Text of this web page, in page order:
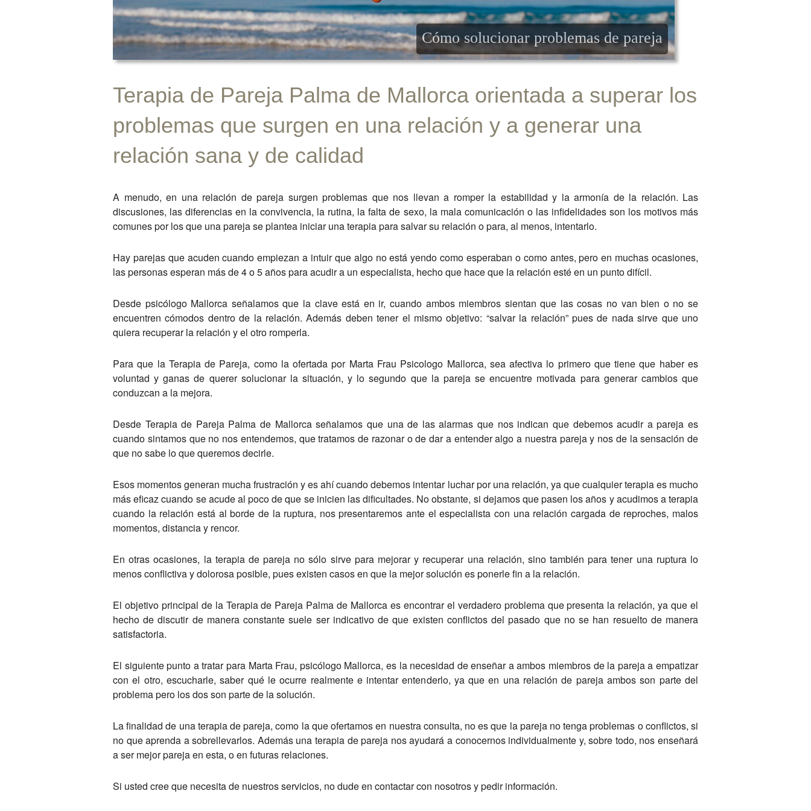
Estrés
Crecimiento personal Cómo solucionar problemas de pareja
Terapia de Pareja Palma de Mallorca orientada a superar los
problemas que surgen en una relación y a generar una
relación sana y de calidad
A menudo, en una relación de pareja surgen problemas que nos llevan a romper la estabilidad y la armonía de la relación. Las
discusiones, las diferencias en la convivencia, la rutina, la falta de sexo, la mala comunicación o las infidelidades son los motivos más
comunes por los que una pareja se plantea iniciar una terapia para salvar su relación o para, al menos, intentarlo.
Hay parejas que acuden cuando empiezan a intuir que algo no está yendo como esperaban o como antes, pero en muchas ocasiones,
las personas esperan más de 4 o 5 años para acudir a un especialista, hecho que hace que la relación esté en un punto difícil.
Desde psicólogo Mallorca señalamos que la clave está en ir, cuando ambos miembros sientan que las cosas no van bien o no se
encuentren cómodos dentro de la relación. Además deben tener el mismo objetivo: “salvar la relación” pues de nada sirve que uno
quiera recuperar la relación y el otro romperla.
Para que la Terapia de Pareja, como la ofertada por Marta Frau Psicologo Mallorca, sea afectiva lo primero que tiene que haber es
voluntad y ganas de querer solucionar la situación, y lo segundo que la pareja se encuentre motivada para generar cambios que
conduzcan a la mejora.
Desde Terapia de Pareja Palma de Mallorca señalamos que una de las alarmas que nos indican que debemos acudir a pareja es
cuando sintamos que no nos entendemos, que tratamos de razonar o de dar a entender algo a nuestra pareja y nos de la sensación de
que no sabe lo que queremos decirle.
Esos momentos generan mucha frustración y es ahí cuando debemos intentar luchar por una relación, ya que cualquier terapia es mucho
más eficaz cuando se acude al poco de que se inicien las dificultades. No obstante, si dejamos que pasen los años y acudimos a terapia
cuando la relación está al borde de la ruptura, nos presentaremos ante el especialista con una relación cargada de reproches, malos
momentos, distancia y rencor.
En otras ocasiones, la terapia de pareja no sólo sirve para mejorar y recuperar una relación, sino también para tener una ruptura lo
menos conflictiva y dolorosa posible, pues existen casos en que la mejor solución es ponerle fin a la relación.
El objetivo principal de la Terapia de Pareja Palma de Mallorca es encontrar el verdadero problema que presenta la relación, ya que el
hecho de discutir de manera constante suele ser indicativo de que existen conflictos del pasado que no se han resuelto de manera
satisfactoria.
El siguiente punto a tratar para Marta Frau, psicólogo Mallorca, es la necesidad de enseñar a ambos miembros de la pareja a empatizar
con el otro, escucharle, saber qué le ocurre realmente e intentar entenderlo, ya que en una relación de pareja ambos son parte del
problema pero los dos son parte de la solución.
La finalidad de una terapia de pareja, como la que ofertamos en nuestra consulta, no es que la pareja no tenga problemas o conflictos, si
no que aprenda a sobrellevarlos. Además una terapia de pareja nos ayudará a conocernos individualmente y, sobre todo, nos enseñará
a ser mejor pareja en esta, o en futuras relaciones.
Si usted cree que necesita de nuestros servicios, no dude en contactar con nosotros y pedir información.